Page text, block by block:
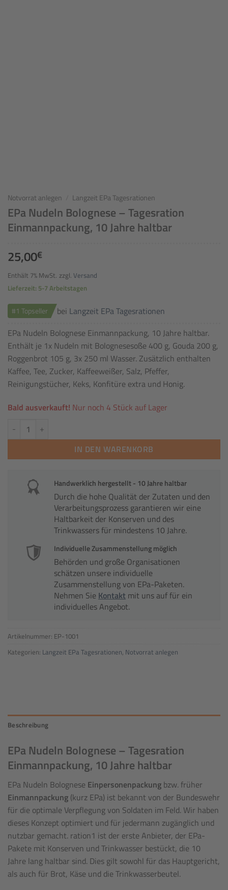
Notvorrat anlegen Langzeit EPa Tagesrationen
EPa Nudeln Bolognese – Tagesration
Einmannpackung, 10 Jahre haltbar
25,00€
Enthält 7% MwSt. zzgl. Versand
Lieferzeit: 5-7 Arbeitstagen
#1 Topseller bei Langzeit EPa Tagesrationen
EPa Nudeln Bolognese Einmannpackung, 10 Jahre haltbar.
Enthält je 1x Nudeln mit Bolognesesoße 400 g, Gouda 200 g,
Roggenbrot 105 g, 3x 250 ml Wasser. Zusätzlich enthalten
Kaffee, Tee, Zucker, Kaffeeweißer, Salz, Pfeffer,
Reinigungstücher, Keks, Konfitüre extra und Honig.
Bald ausverkauft! Nur noch 4 Stück auf Lager
EPa Nudeln Bolognese - Tagesration Einmannpackung, 10 Jahre
IN DEN WARENKORB
Handwerklich hergestellt - 10 Jahre haltbar
Durch die hohe Qualität der Zutaten und den
Verarbeitungsprozess garantieren wir eine
Haltbarkeit der Konserven und des
Trinkwassers für mindestens 10 Jahre.
Individuelle Zusammenstellung möglich
Behörden und große Organisationen
schätzen unsere individuelle
Zusammenstellung von EPa-Paketen.
Nehmen Sie Kontakt mit uns auf für ein
individuelles Angebot.
Artikelnummer: EP-1001
Kategorien: Langzeit EPa Tagesrationen, Notvorrat anlegen
Beschreibung
EPa Nudeln Bolognese – Tagesration
Einmannpackung, 10 Jahre haltbar
EPa Nudeln Bolognese Einpersonenpackung bzw. früher
Einmannpackung (kurz EPa) ist bekannt von der Bundeswehr
für die optimale Verpflegung von Soldaten im Feld. Wir haben
dieses Konzept optimiert und für jedermann zugänglich und
nutzbar gemacht. ration1 ist der erste Anbieter, der EPa-
Pakete mit Konserven und Trinkwasser bestückt, die 10
Jahre lang haltbar sind. Dies gilt sowohl für das Hauptgericht,
als auch für Brot, Käse und die Trinkwasserbeutel.